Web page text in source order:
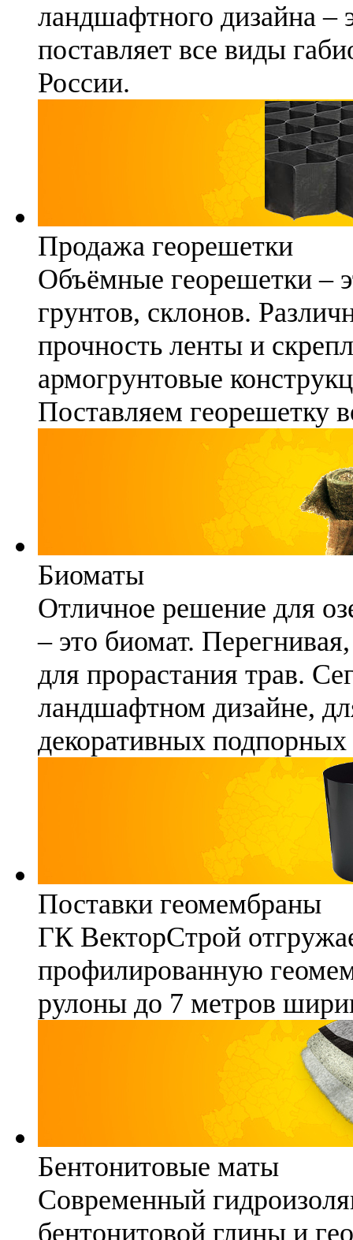
ландшафтного дизайна
поставляет все виды
России.
Продажа георешетки
Объёмные георешетки –
грунтов, склонов.
прочность ленты и
армогрунтовые
Поставляем георешетку
Биоматы
Отличное решение для
– это биомат.
для прорастания трав.
ландшафтном дизайне,
декоративных подпорных
Поставки геомембраны
ГК ВекторСтрой
профилированную
рулоны до 7 метров
Бентонитовые маты
Современный
бентонитовой глины и